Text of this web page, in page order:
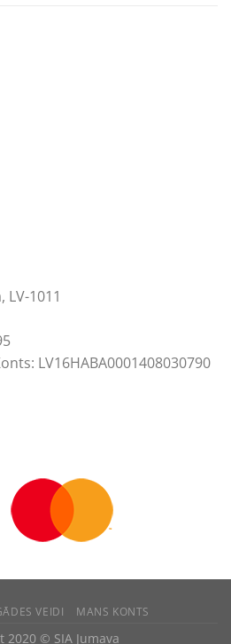
improve your experience.
REJECT
LV-1011
LV16HABA0001408030790
VEIDI MANS KONTS
2020 © SIA Jumava